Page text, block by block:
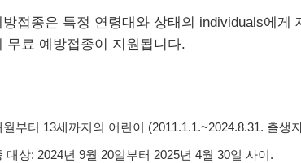
방접종은 특정 연령대와 상태의 individuals에게
무료 예방접종이 지원됩니다.
부터 13세까지의 어린이 (2011.1.1.~2024.8.31. 출생
대상: 2024년 9월 20일부터 2025년 4월 30일 사이.